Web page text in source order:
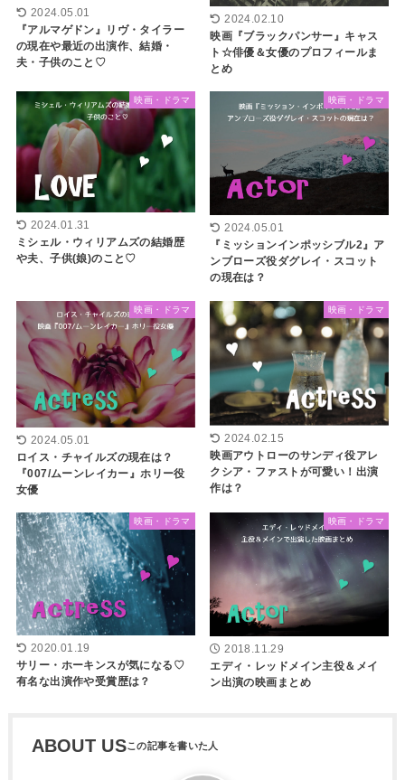
2024.05.01
『アルマゲドン』リヴ・タイラー
の現在や最近の出演作、結婚・
夫・子供のこと♡
2024.02.10
映画『ブラックパンサー』キャス
ト☆俳優＆女優のプロフィールま
とめ
映画・ドラマ
2024.01.31
ミシェル・ウィリアムズの結婚歴
や夫、子供(娘)のこと♡
映画・ドラマ
2024.05.01
『ミッションインポッシブル2』ア
ンブローズ役ダグレイ・スコット
の現在は？
映画・ドラマ
2024.05.01
ロイス・チャイルズの現在は？
『007/ムーンレイカー』ホリー役
女優
映画・ドラマ
2024.02.15
映画アウトローのサンディ役アレ
クシア・ファストが可愛い！出演
作は？
映画・ドラマ
2020.01.19
サリー・ホーキンスが気になる♡
有名な出演作や受賞歴は？
映画・ドラマ
2018.11.29
エディ・レッドメイン主役＆メイ
ン出演の映画まとめ
ABOUT US